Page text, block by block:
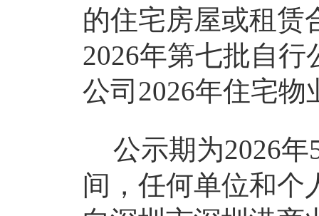
的住宅房屋或租赁
2026年第七批自行
公司 2026年住宅
公示期为2026年
间，任何单位和个